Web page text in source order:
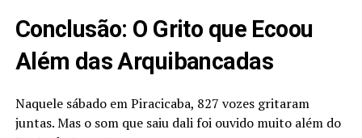
Conclusão: O Grito que Ecoou
Além das Arquibancadas
Naquele sábado em Piracicaba, 827 vozes gritaram
juntas. Mas o som que saiu dali foi ouvido muito além do